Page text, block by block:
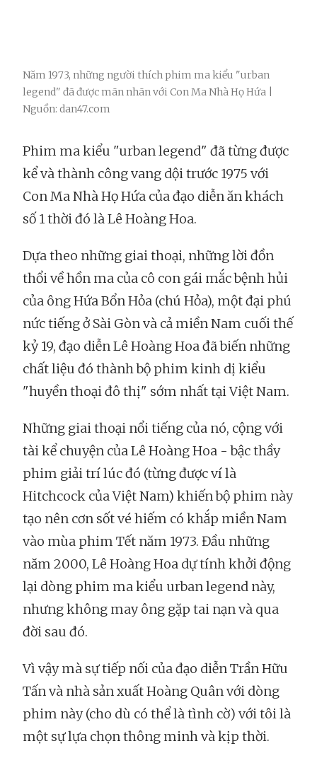
Năm 1973, những người thích phim ma kiểu "urban
legend" đã được mãn nhãn với Con Ma Nhà Họ Hứa |
Nguồn: dan47.com
Phim ma kiểu "urban legend" đã từng được
kể và thành công vang dội trước 1975 với
Con Ma Nhà Họ Hứa của đạo diễn ăn khách
số 1 thời đó là Lê Hoàng Hoa.
Dựa theo những giai thoại, những lời đồn
thổi về hồn ma của cô con gái mắc bệnh hủi
của ông Hứa Bổn Hỏa (chú Hỏa), một đại phú
nức tiếng ở Sài Gòn và cả miền Nam cuối thế
kỷ 19, đạo diễn Lê Hoàng Hoa đã biến những
chất liệu đó thành bộ phim kinh dị kiểu
"huyền thoại đô thị" sớm nhất tại Việt Nam.
Những giai thoại nổi tiếng của nó, cộng với
tài kể chuyện của Lê Hoàng Hoa - bậc thầy
phim giải trí lúc đó (từng được ví là
Hitchcock của Việt Nam) khiến bộ phim này
tạo nên cơn sốt vé hiếm có khắp miền Nam
vào mùa phim Tết năm 1973. Đầu những
năm 2000, Lê Hoàng Hoa dự tính khởi động
lại dòng phim ma kiểu urban legend này,
nhưng không may ông gặp tai nạn và qua
đời sau đó.
Vì vậy mà sự tiếp nối của đạo diễn Trần Hữu
Tấn và nhà sản xuất Hoàng Quân với dòng
phim này (cho dù có thể là tình cờ) với tôi là
một sự lựa chọn thông minh và kịp thời.